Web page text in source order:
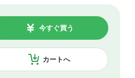
カートへ
今すぐ買う